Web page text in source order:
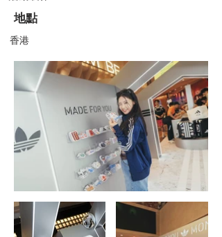
地點
香港